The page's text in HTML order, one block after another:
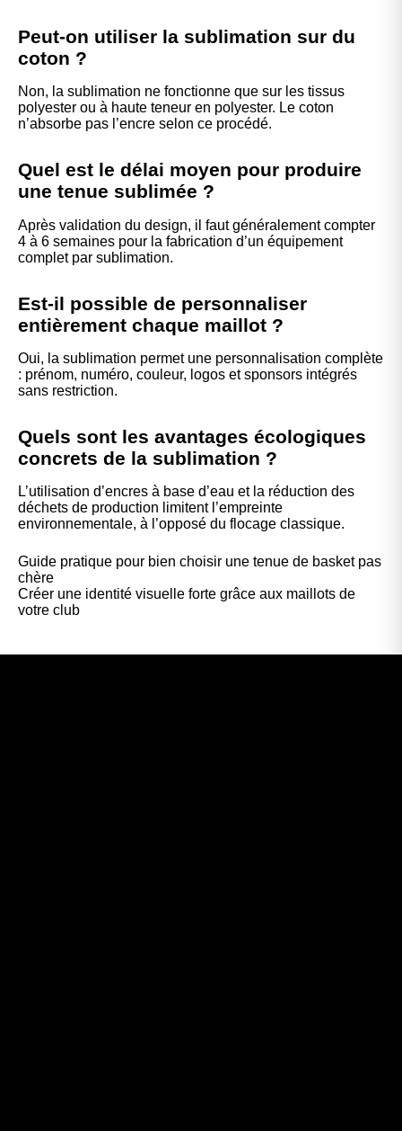
Peut-on utiliser la sublimation sur du
coton ?
Non, la sublimation ne fonctionne que sur les tissus
polyester ou à haute teneur en polyester. Le coton
n’absorbe pas l’encre selon ce procédé.
Quel est le délai moyen pour produire
une tenue sublimée ?
Après validation du design, il faut généralement compter
4 à 6 semaines pour la fabrication d’un équipement
complet par sublimation.
Est-il possible de personnaliser
entièrement chaque maillot ?
Oui, la sublimation permet une personnalisation complète
: prénom, numéro, couleur, logos et sponsors intégrés
sans restriction.
Quels sont les avantages écologiques
concrets de la sublimation ?
L’utilisation d’encres à base d’eau et la réduction des
déchets de production limitent l’empreinte
environnementale, à l’opposé du flocage classique.
Guide pratique pour bien choisir une tenue de basket pas
chère
Créer une identité visuelle forte grâce aux maillots de
votre club